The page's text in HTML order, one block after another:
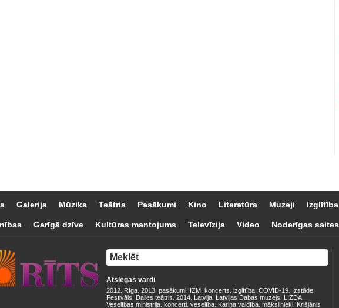
Galerija Mūzika Teātris Pasākumi Kino Literatūra Muzeji Izglītība
Garīgā dzīve Kultūras mantojums Televīzija Video Noderīgas saites
Atslēgas vārdi
2012 Rīga 2013 pasākumi IZM koncerts izglītība COVID-19 Izstāde
Festivāls Dailes teātris 2014 Latvija Latvijas Dabas muzejs LIZDA
Veselības ministrija koncerti veselība Kariņa valdība mākslinieki Krišjānis